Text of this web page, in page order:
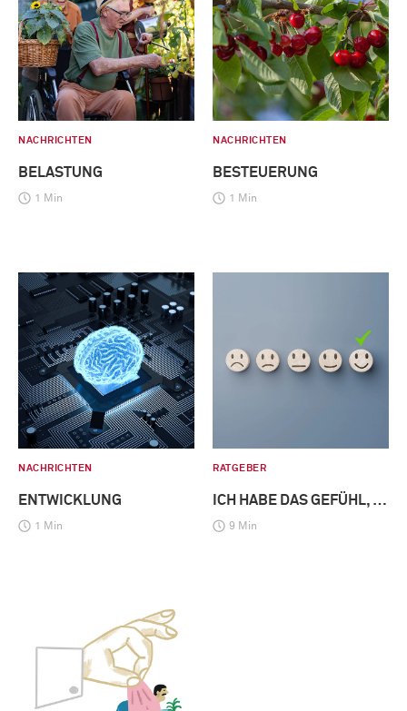
NACHRICHTEN
BELASTUNG
1 Min
NACHRICHTEN
BESTEUERUNG
1 Min
NACHRICHTEN
ENTWICKLUNG
1 Min
RATGEBER
ICH HABE DAS GEFÜHL, …
9 Min